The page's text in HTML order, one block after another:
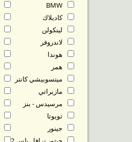
كاديلاك
لينكولن
لاندروفر
هوندا
همر
ميتسوبيشي كانتر
مازيراتي
مرسيدس - بنز
تويوتا
جينور